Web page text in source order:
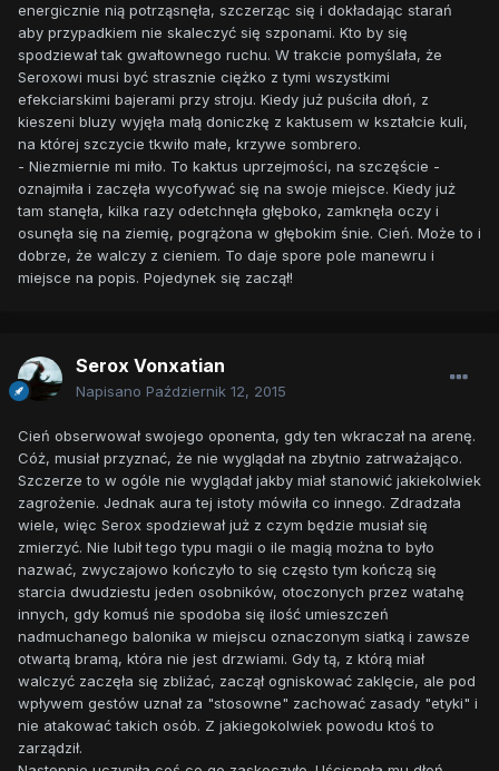
energicznie nią potrząsnęła, szczerząc się i dokładając starań
aby przypadkiem nie skaleczyć się szponami. Kto by się
spodziewał tak gwałtownego ruchu. W trakcie pomyślała, że
Seroxowi musi być strasznie ciężko z tymi wszystkimi
efekciarskimi bajerami przy stroju. Kiedy już puściła dłoń, z
kieszeni bluzy wyjęła małą doniczkę z kaktusem w kształcie kuli,
na której szczycie tkwiło małe, krzywe sombrero.
- Niezmiernie mi miło. To kaktus uprzejmości, na szczęście -
oznajmiła i zaczęła wycofywać się na swoje miejsce. Kiedy już
tam stanęła, kilka razy odetchnęła głęboko, zamknęła oczy i
osunęła się na ziemię, pogrążona w głębokim śnie. Cień. Może to i
dobrze, że walczy z cieniem. To daje spore pole manewru i
miejsce na popis. Pojedynek się zaczął!
Serox Vonxatian
Napisano Październik 12, 2015
Cień obserwował swojego oponenta, gdy ten wkraczał na arenę.
Cóż, musiał przyznać, że nie wyglądał na zbytnio zatrważająco.
Szczerze to w ogóle nie wyglądał jakby miał stanowić jakiekolwiek
zagrożenie. Jednak aura tej istoty mówiła co innego. Zdradzała
wiele, więc Serox spodziewał już z czym będzie musiał się
zmierzyć. Nie lubił tego typu magii o ile magią można to było
nazwać, zwyczajowo kończyło to się często tym kończą się
starcia dwudziestu jeden osobników, otoczonych przez watahę
innych, gdy komuś nie spodoba się ilość umieszczeń
nadmuchanego balonika w miejscu oznaczonym siatką i zawsze
otwartą bramą, która nie jest drzwiami. Gdy tą, z którą miał
walczyć zaczęła się zbliżać, zaczął ogniskować zaklęcie, ale pod
wpływem gestów uznał za "stosowne" zachować zasady "etyki" i
nie atakować takich osób. Z jakiegokolwiek powodu ktoś to
zarządził.